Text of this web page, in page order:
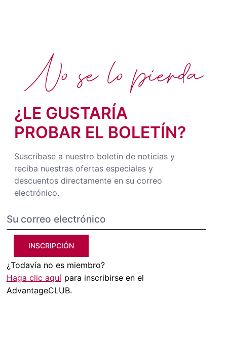
¿LE GUSTARÍA
PROBAR EL BOLETÍN?
Suscríbase a nuestro boletín de noticias y
reciba nuestras ofertas especiales y
descuentos directamente en su correo
electrónico.
INSCRIPCIÓN
¿Todavía no es miembro?
Haga clic aquí para inscribirse en el
AdvantageCLUB.
No se lo pierda